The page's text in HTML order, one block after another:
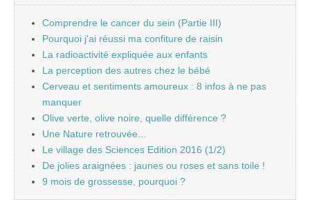
Comprendre le cancer du sein (Partie III)
Pourquoi j'ai réussi ma confiture de raisin
La radioactivité expliquée aux enfants
La perception des autres chez le bébé
Cerveau et sentiments amoureux : 8 infos à ne pas
manquer
Olive verte, olive noire, quelle différence ?
Une Nature retrouvée...
Le village des Sciences Edition 2016 (1/2)
De jolies araignées : jaunes ou roses et sans toile !
9 mois de grossesse, pourquoi ?